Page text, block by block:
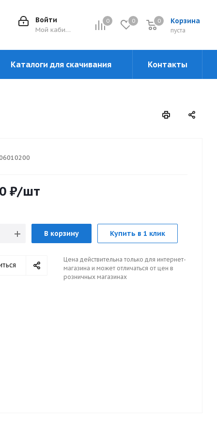
0 0 Корзина
0
пуста
0
Войти
Мой кабинет
Каталоги для скачивания Контакты
₽/шт
В корзину Купить в 1 клик
Цена действительна только для интернет-
магазина и может отличаться от цен в
розничных магазинах